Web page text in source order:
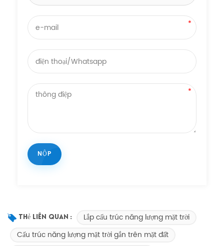
Thẻ Liên Quan :
Lắp cấu trúc năng lượng mặt trời
Cấu trúc năng lượng mặt trời gắn trên mặt đất